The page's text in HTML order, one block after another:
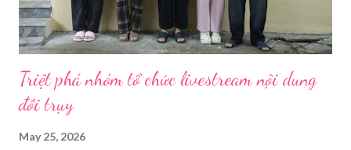
Triệt phá nhóm tổ chức livestream nội dung
đồi trụy
May 25, 2026